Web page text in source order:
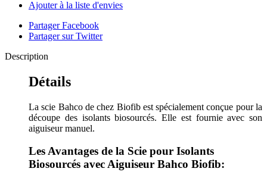
Ajouter à la liste d'envies
Partager Facebook
Partager sur Twitter
Description
Détails
La scie Bahco de chez Biofib est spécialement conçue pour la
découpe des isolants biosourcés. Elle est fournie avec son
aiguiseur manuel.
Les Avantages de la Scie pour Isolants
Biosourcés avec Aiguiseur Bahco Biofib: